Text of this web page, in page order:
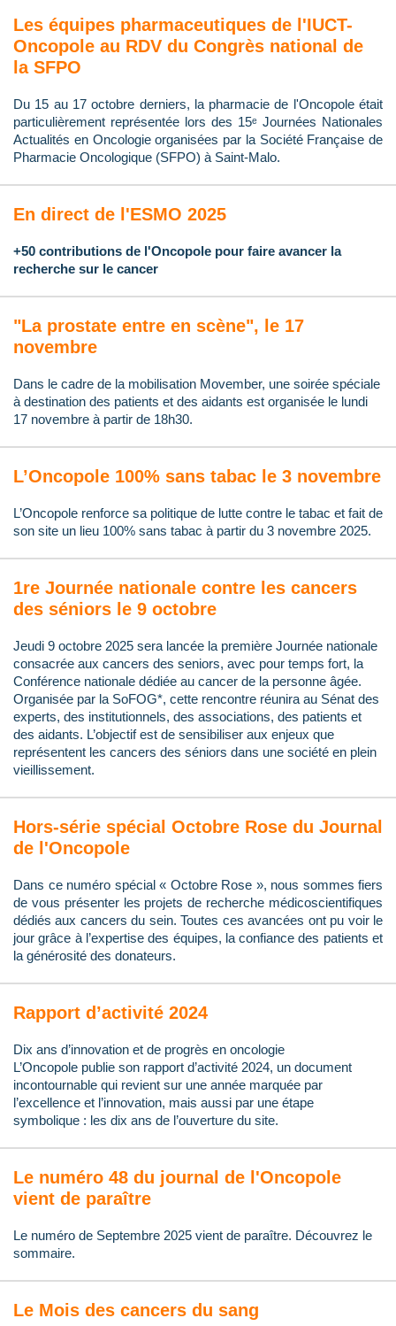
Les équipes pharmaceutiques de l'IUCT-
Oncopole au RDV du Congrès national de
la SFPO
Du 15 au 17 octobre derniers, la pharmacie de l'Oncopole était
particulièrement représentée lors des 15ᵉ Journées Nationales
Actualités en Oncologie organisées par la Société Française de
Pharmacie Oncologique (SFPO) à Saint-Malo.
En direct de l'ESMO 2025
+50 contributions de l'Oncopole pour faire avancer la
recherche sur le cancer
"La prostate entre en scène", le 17
novembre
Dans le cadre de la mobilisation Movember, une soirée spéciale
à destination des patients et des aidants est organisée le lundi
17 novembre à partir de 18h30.
L’Oncopole 100% sans tabac le 3 novembre
L’Oncopole renforce sa politique de lutte contre le tabac et fait de
son site un lieu 100% sans tabac à partir du 3 novembre 2025.
1re Journée nationale contre les cancers
des séniors le 9 octobre
Jeudi 9 octobre 2025 sera lancée la première Journée nationale
consacrée aux cancers des seniors, avec pour temps fort, la
Conférence nationale dédiée au cancer de la personne âgée.
Organisée par la SoFOG*, cette rencontre réunira au Sénat des
experts, des institutionnels, des associations, des patients et
des aidants. L’objectif est de sensibiliser aux enjeux que
représentent les cancers des séniors dans une société en plein
vieillissement.
Hors-série spécial Octobre Rose du Journal
de l'Oncopole
Dans ce numéro spécial « Octobre Rose », nous sommes fiers
de vous présenter les projets de recherche médicoscientifiques
dédiés aux cancers du sein. Toutes ces avancées ont pu voir le
jour grâce à l’expertise des équipes, la confiance des patients et
la générosité des donateurs.
Rapport d’activité 2024
Dix ans d’innovation et de progrès en oncologie
L’Oncopole publie son rapport d’activité 2024, un document
incontournable qui revient sur une année marquée par
l’excellence et l’innovation, mais aussi par une étape
symbolique : les dix ans de l’ouverture du site.
Le numéro 48 du journal de l'Oncopole
vient de paraître
Le numéro de Septembre 2025 vient de paraître. Découvrez le
sommaire.
Le Mois des cancers du sang